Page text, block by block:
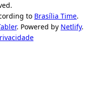
to Brasília Time.
. Powered by Netlify.